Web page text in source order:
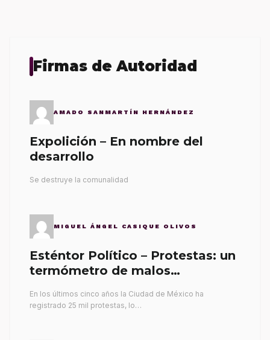
Firmas de Autoridad
AMADO SANMARTÍN HERNÁNDEZ
Expolición – En nombre del
desarrollo
Se destruye la comunalidad
MIGUEL ÁNGEL CASIQUE OLIVOS
Esténtor Político – Protestas: un
termómetro de malos
En los últimos cinco años la Ciudad de México ha
registrado 25 mil protestas, lo…